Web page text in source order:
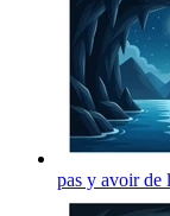
pas y avoir de